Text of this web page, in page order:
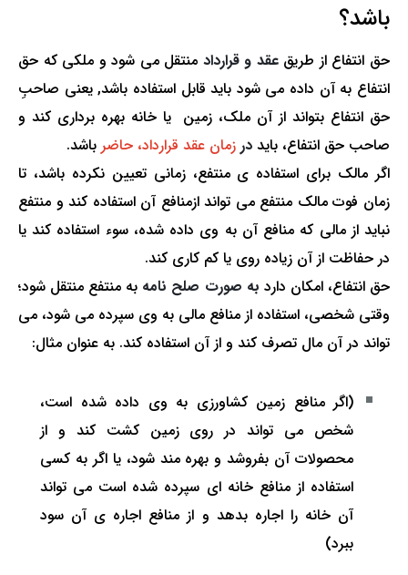
باشد؟
حق انتفاع از طریقعقد و قرارداد منتقل می شود و ملکی که حق
انتفاع به آن داده می شود باید قابل استفاده باشد, یعنی صاحبِ
حق انتفاع بتواند از آن ملک، زمین یا خانه بهره برداری کند و
صاحب حق انتفاع، باید در زمان عقد قرارداد، حاضر باشد.
اگر مالک برای استفاده ی منتفع، زمانی تعیین نکرده باشد، تا
زمان فوت مالک منتفع می تواند ازمنافع آن استفاده کند و منتفع
نباید از مالی که منافع آن به وی داده شده، سوء استفاده کند یا
در حفاظت از آن زیاده روی یا کم کاری کند.
حق انتفاع، امکان دارد به صورت صلح نامه به منتفع منتقل شود؛
وقتی شخصی، استفاده از منافع مالی به وی سپرده می شود، می
تواند در آن مال تصرف کند و از آن استفاده کند. به عنوان مثال:
(اگر منافع زمین کشاورزی به وی داده شده است،
شخص می تواند در روی زمین کشت کند و از
محصولات آن بفروشد و بهره مند شود، یا اگر به کسی
استفاده از منافع خانه ای سپرده شده است می تواند
آن خانه را اجاره بدهد و از منافع اجاره ی آن سود
ببرد)